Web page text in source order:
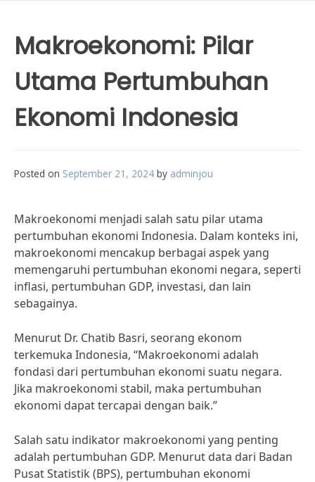
Makroekonomi: Pilar
Utama Pertumbuhan
Ekonomi Indonesia
Posted on September 21, 2024 by adminjou
Makroekonomi menjadi salah satu pilar utama
pertumbuhan ekonomi Indonesia. Dalam konteks ini,
makroekonomi mencakup berbagai aspek yang
memengaruhi pertumbuhan ekonomi negara, seperti
inflasi, pertumbuhan GDP, investasi, dan lain
sebagainya.
Menurut Dr. Chatib Basri, seorang ekonom
terkemuka Indonesia, “Makroekonomi adalah
fondasi dari pertumbuhan ekonomi suatu negara.
Jika makroekonomi stabil, maka pertumbuhan
ekonomi dapat tercapai dengan baik.”
Salah satu indikator makroekonomi yang penting
adalah pertumbuhan GDP. Menurut data dari Badan
Pusat Statistik (BPS), pertumbuhan ekonomi